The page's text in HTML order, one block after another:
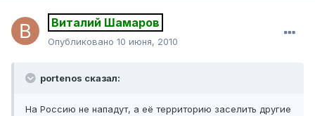
Виталий Шамаров
Опубликовано 10 июня, 2010
portenos сказал:
На Россию не нападут, а её территорию заселить другие